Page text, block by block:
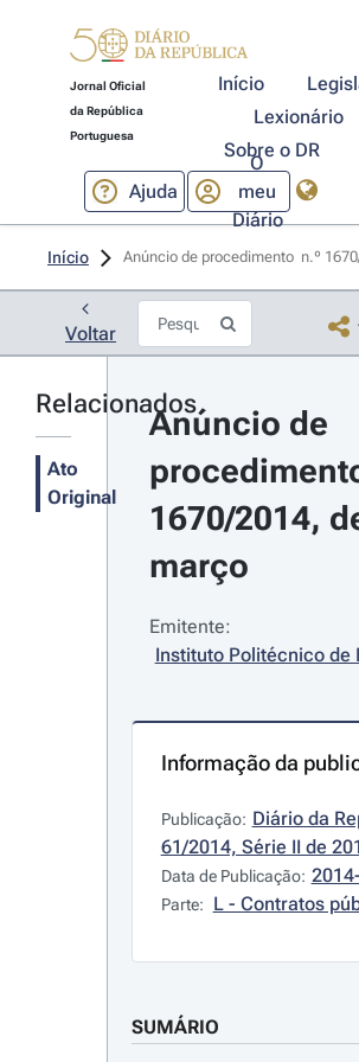
Jornal Oficial
da República
Portuguesa
Início
Lexionário
Sobre o DR
Ajuda
O
meu
Diário
Início Anúncio de procedimento  n.º
Voltar
Relacionados
Ato
Original
Anúncio de
1670/2014,
março
Emitente:
Instituto Politécnico de
Informação da
Publicação: Diário da
61/2014, Série II de
Data de Publicação:
Parte: L - Contratos
SUMÁRIO